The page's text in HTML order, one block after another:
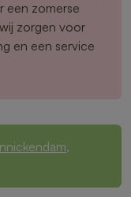
een zomerse
zorgen voor
en een service
,